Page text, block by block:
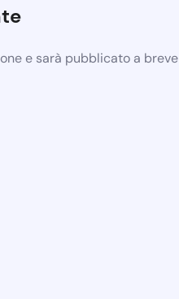
e sarà pubblicato a breve